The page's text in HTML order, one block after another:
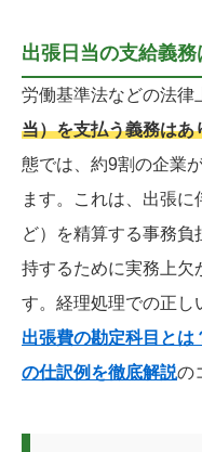
出張日当の支給義務
労働基準法などの法律
当）を支払う義務はあ
態では、約9割の企業
ます。これは、出張
ど）を精算する事務
持するために実務上欠
す。経理処理での正し
出張費の勘定科目とは
の仕訳例を徹底解説の